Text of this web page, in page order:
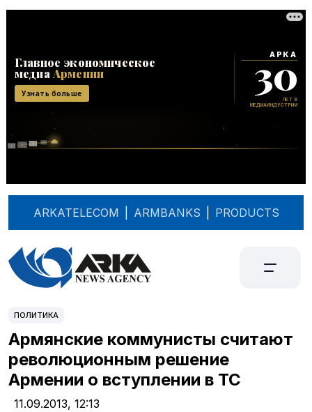
ARKATELECOM ARMBANKS PRODUCTS
ПОЛИТИКА
Армянские коммунисты считают
революционным решение
Армении о вступлении в ТС
11.09.2013, 12:13